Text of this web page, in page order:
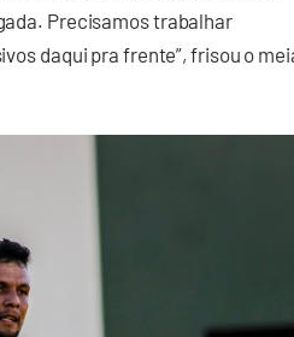
Precisamos trabalhar
daqui pra frente”, frisou o